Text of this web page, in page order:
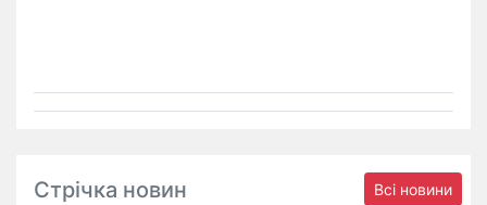
Стрічка новин Всі новини